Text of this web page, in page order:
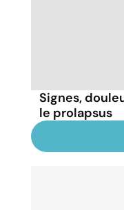
Signes,
le prolapsus